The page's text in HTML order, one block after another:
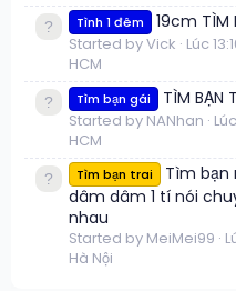
Tình 1 đêm 19cm TÌM
Started by Vick Lúc
HCM
Tìm bạn gái TÌM BẠN
Started by NANhan
HCM
Tìm bạn trai
Tìm bạn
dâm dâm 1 tí nói
nhau
Started by MeiMei99
Hà Nội